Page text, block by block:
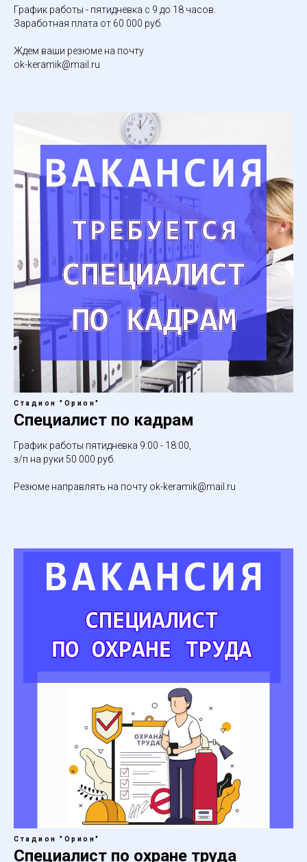
График работы - пятидневка с 9 до 18 часов.
Заработная плата от 60 000 руб.
Ждем ваши резюме на почту
ok-keramik@mail.ru
Стадион "Орион"
Специалист по кадрам
График работы пятидневка 9:00 - 18:00,
з/п на руки 50 000 руб.
Резюме направлять на почту ok-keramik@mail.ru
Стадион "Орион"
Специалист по охране труда